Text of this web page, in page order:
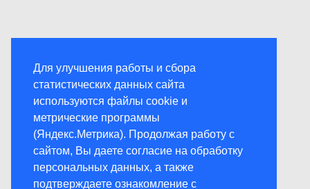
Для улучшения работы и сбора
статистических данных сайта
используются файлы cookie и
метрические программы
(Яндекс.Метрика). Продолжая работу с
сайтом, Вы даете согласие на обработку
персональных данных, а также
подтверждаете ознакомление с